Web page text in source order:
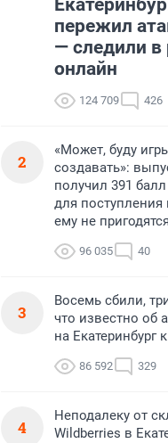
пережил
— следили
онлайн
124 709 426
2
«Может, буду
создавать»:
получил 391
для поступления
ему не пригодятся
96 035 40
3
Восемь сбили,
что известно об
на Екатеринбург
86 592 329
4
Неподалеку от
Wildberries в